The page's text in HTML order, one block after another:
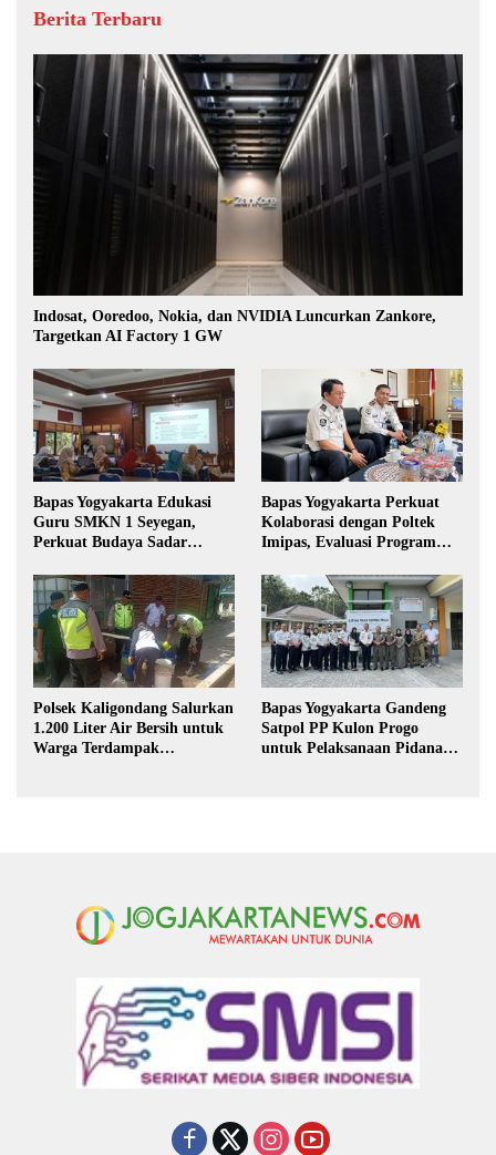
Berita Terbaru
Indosat, Ooredoo, Nokia, dan NVIDIA Luncurkan Zankore,
Targetkan AI Factory 1 GW
Bapas Yogyakarta Edukasi
Guru SMKN 1 Seyegan,
Perkuat Budaya Sadar
Bapas Yogyakarta Perkuat
Kolaborasi dengan Poltek
Imipas, Evaluasi Program
Polsek Kaligondang Salurkan
1.200 Liter Air Bersih untuk
Warga Terdampak
Bapas Yogyakarta Gandeng
Satpol PP Kulon Progo
untuk Pelaksanaan Pidana